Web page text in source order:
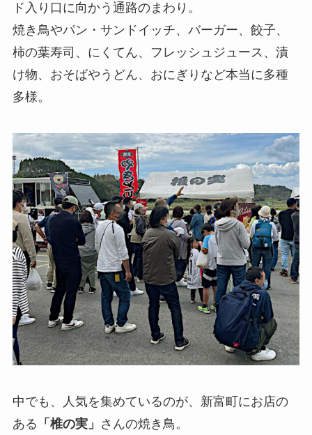
ド入り口に向かう通路のまわり。
焼き鳥やパン・サンドイッチ、バーガー、餃子、
柿の葉寿司、にくてん、フレッシュジュース、漬
け物、おそばやうどん、おにぎりなど本当に多種
多様。
中でも、人気を集めているのが、新富町にお店の
ある 「椎の実」 さんの焼き鳥。